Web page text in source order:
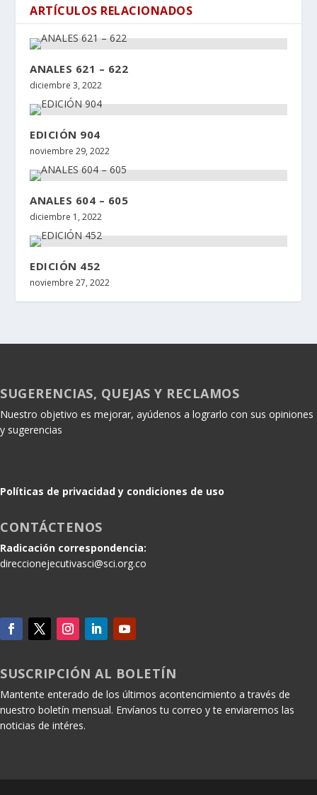
ARTÍCULOS RELACIONADOS
ANALES 621 – 622
diciembre 3, 2022
EDICIÓN 904
noviembre 29, 2022
ANALES 604 – 605
diciembre 1, 2022
EDICIÓN 452
noviembre 27, 2022
SUGERENCIAS, QUEJAS Y RECLAMOS
Nuestro objetivo es mejorar, ayúdenos a lograrlo con sus opiniones
y sugerencias
Políticas de privacidad y condiciones de uso
CONTÁCTENOS
Radicación correspondencia:
direccionejecutivasci@sci.org.co
SUSCRIPCIÓN AL BOLETÍN
Mantente enterado de los últimos acontencimiento a través de
nuestro boletín mensual. Envíanos tu correo y te enviaremos las
noticias de intéres.